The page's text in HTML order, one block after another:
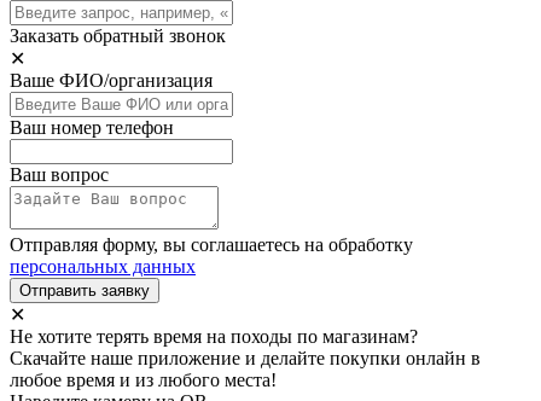
Заказать обратный звонок
✕
Ваше ФИО/организация
Ваш номер телефон
Ваш вопрос
Отправляя форму, вы соглашаетесь на обработку
персональных данных
Отправить заявку
✕
Не хотите терять время на походы по магазинам?
Скачайте наше приложение и делайте покупки онлайн в
любое время и из любого места!